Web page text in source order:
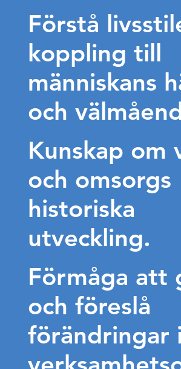
Förstå
koppling till
människans
och
Kunskap om
och omsorgs
historiska
utveckling.
Förmåga att
och föreslå
förändringar